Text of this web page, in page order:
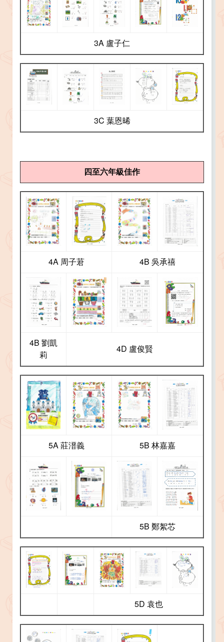
3A 盧子仁
3C 葉恩晞
四至六年級佳作
4A 周子莙 4B 吳承禧
4B 劉凱
莉
4D 盧俊賢
5A 莊溍義 5B 林嘉嘉
5B 鄭絮芯
5D 袁也